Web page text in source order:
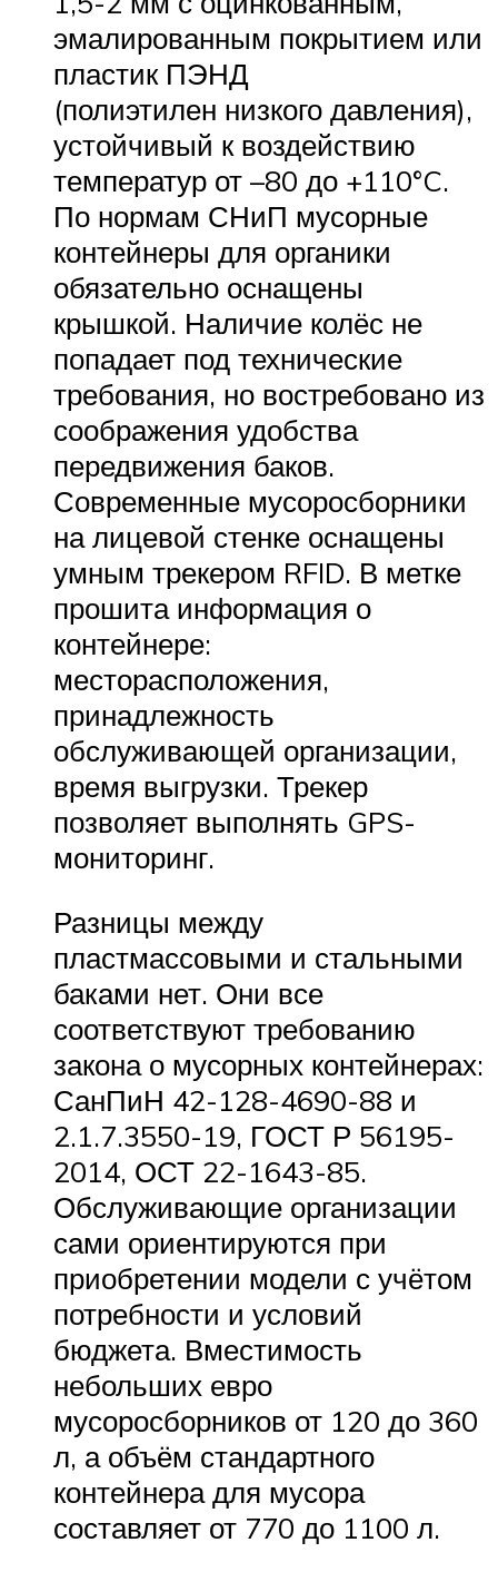
эмалированным покрытием или
пластик ПЭНД
(полиэтилен низкого давления),
устойчивый к воздействию
температур от –80 до +110°C.
По нормам СНиП мусорные
контейнеры для органики
обязательно оснащены
крышкой. Наличие колёс не
попадает под технические
требования, но востребовано из
соображения удобства
передвижения баков.
Современные мусоросборники
на лицевой стенке оснащены
умным трекером RFID. В метке
прошита информация о
контейнере:
месторасположения,
принадлежность
обслуживающей организации,
время выгрузки. Трекер
позволяет выполнять GPS-
мониторинг.
Разницы между
пластмассовыми и стальными
баками нет. Они все
соответствуют требованию
закона о мусорных контейнерах:
СанПиН 42-128-4690-88 и
2.1.7.3550-19, ГОСТ Р 56195-
2014, ОСТ 22-1643-85.
Обслуживающие организации
сами ориентируются при
приобретении модели с учётом
потребности и условий
бюджета. Вместимость
небольших евро
мусоросборников от 120 до 360
л, а объём стандартного
контейнера для мусора
составляет от 770 до 1100 л.